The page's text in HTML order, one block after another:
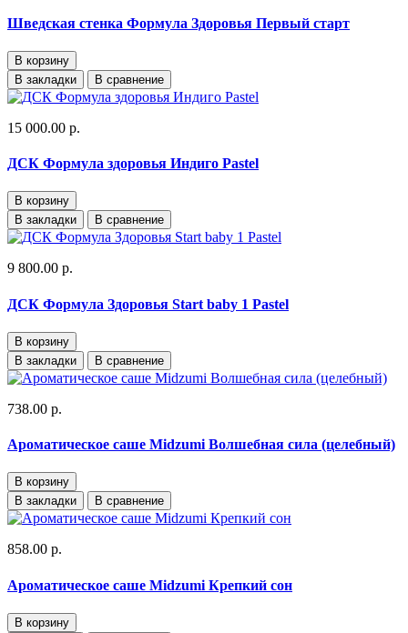
Шведская стенка Формула Здоровья Первый старт
В корзину
В закладки
В сравнение
15 000.00 р.
ДСК Формула здоровья Индиго Pastel
В корзину
В закладки
В сравнение
9 800.00 р.
ДСК Формула Здоровья Start baby 1 Pastel
В корзину
В закладки
В сравнение
738.00 р.
Ароматическое саше Midzumi Волшебная сила (целебный)
В корзину
В закладки
В сравнение
858.00 р.
Ароматическое саше Midzumi Крепкий сон
В корзину